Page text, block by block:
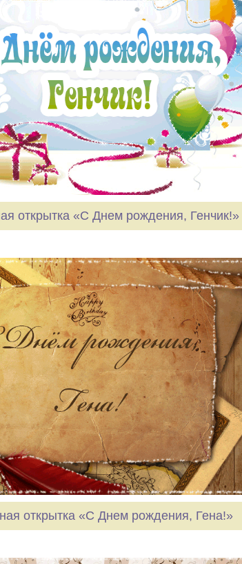
открытка «С Днем рождения, Генчик!»
открытка «С Днем рождения, Гена!»